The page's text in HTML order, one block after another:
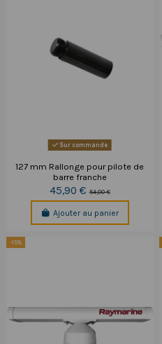
Sur commande
127 mm Rallonge pour pilote de
barre franche
45,90 € 54,00 €
Ajouter au panier
-15%